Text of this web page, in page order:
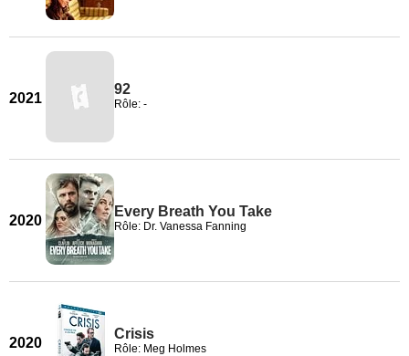
2021
92
Rôle: -
2020
Every Breath You Take
Rôle: Dr. Vanessa Fanning
2020
Crisis
Rôle: Meg Holmes